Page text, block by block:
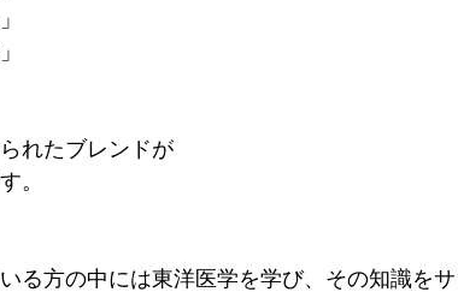
れたブレンドが
。
る方の中には東洋医学を学び、その知識を